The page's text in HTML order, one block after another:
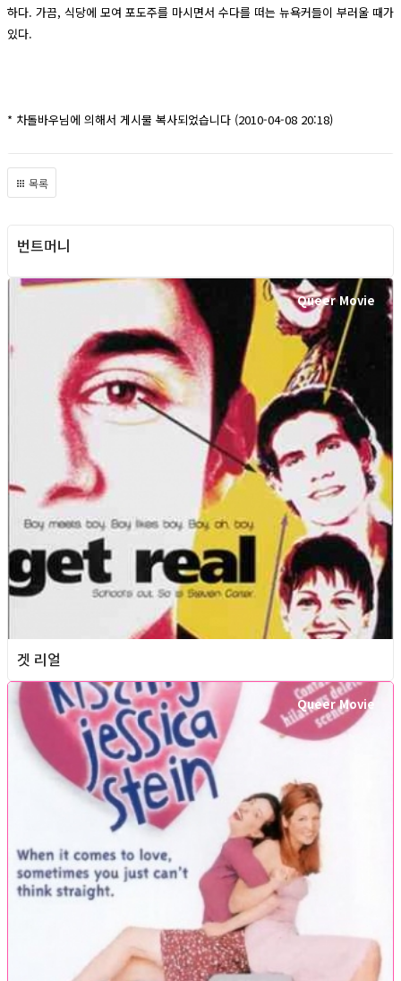
하다. 가끔, 식당에 모여 포도주를 마시면서 수다를 떠는 뉴욕커들이 부러울 때가
있다.
* 차돌바우님에 의해서 게시물 복사되었습니다 (2010-04-08 20:18)
목록
번트머니
Queer Movie
겟 리얼
Queer Movie